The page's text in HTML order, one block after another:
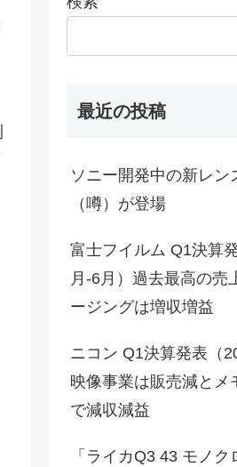
最近の投稿
ソニー開発中の新レン
（噂）が登場
富士フイルム Q1決算
月-6月）過去最高の売
ージングは増収増益
ニコン Q1決算発表（
映像事業は販売減とメ
で減収減益
「ライカQ3 43 モノ